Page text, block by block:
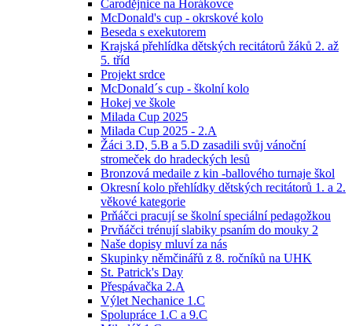
Čarodějnice na Horákovce
McDonald's cup - okrskové kolo
Beseda s exekutorem
Krajská přehlídka dětských recitátorů žáků 2. až
5. tříd
Projekt srdce
McDonald´s cup - školní kolo
Hokej ve škole
Milada Cup 2025
Milada Cup 2025 - 2.A
Žáci 3.D, 5.B a 5.D zasadili svůj vánoční
stromeček do hradeckých lesů
Bronzová medaile z kin -ballového turnaje škol
Okresní kolo přehlídky dětských recitátorů 1. a 2.
věkové kategorie
Prňáčci pracují se školní speciální pedagožkou
Prvňáčci trénují slabiky psaním do mouky 2
Naše dopisy mluví za nás
Skupinky němčinářů z 8. ročníků na UHK
St. Patrick's Day
Přespávačka 2.A
Výlet Nechanice 1.C
Spolupráce 1.C a 9.C